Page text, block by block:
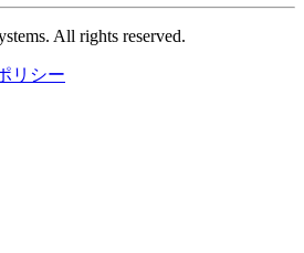
All rights reserved.
リシー